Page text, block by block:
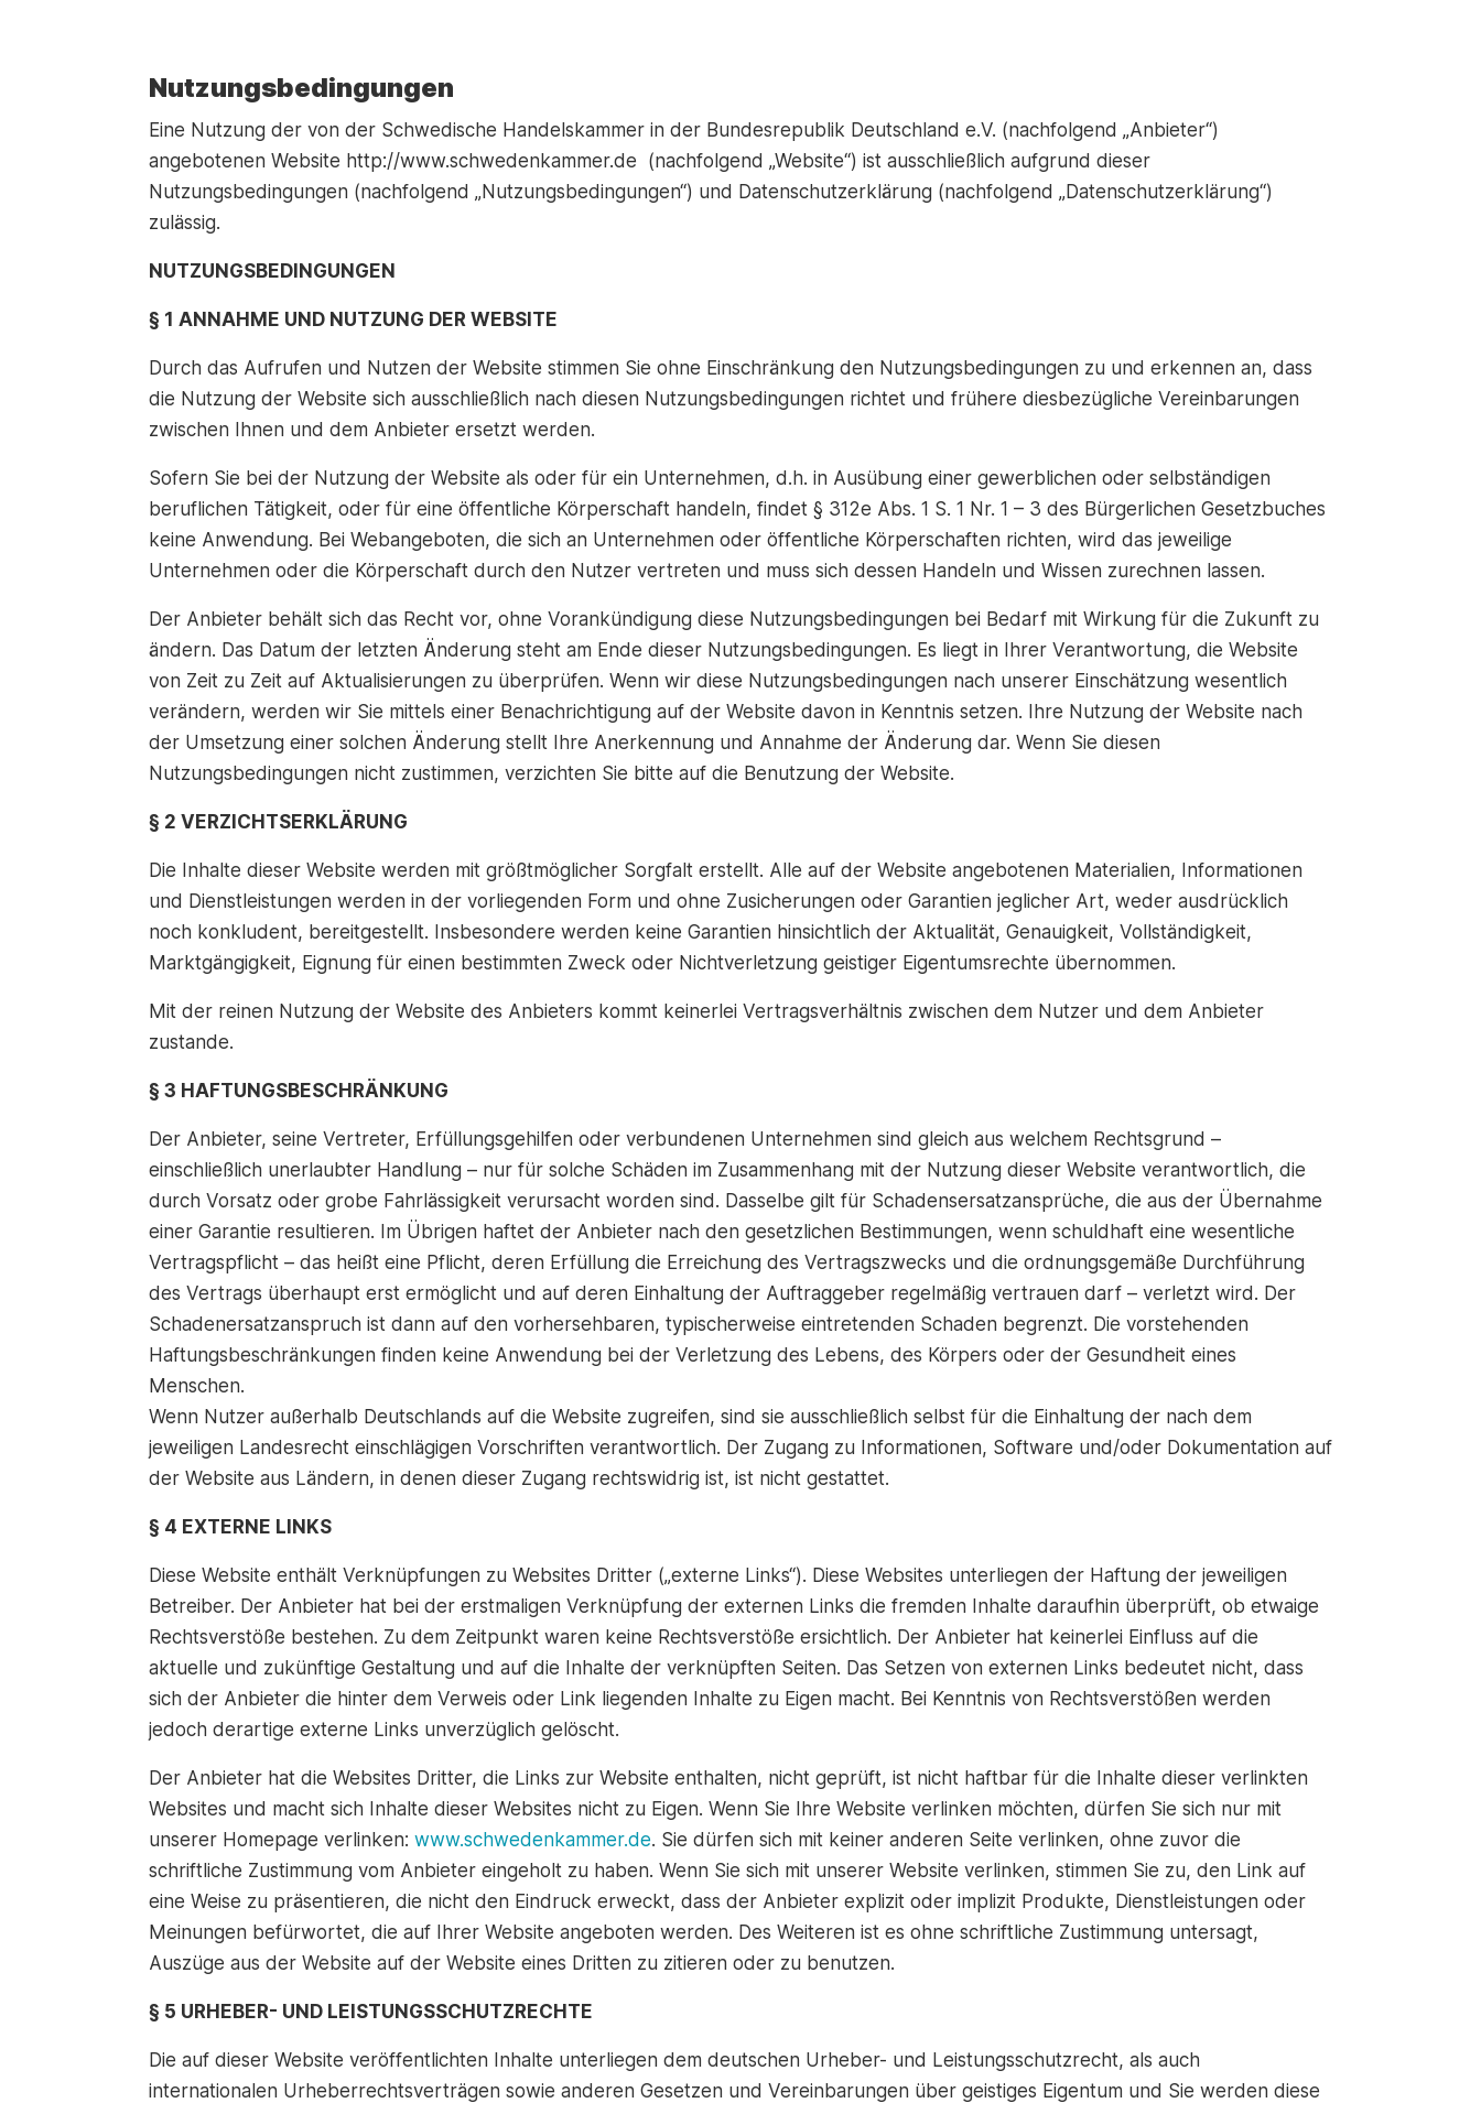
Nutzungsbedingungen
Eine Nutzung der von der Schwedische Handelskammer in der Bundesrepublik Deutschland e.V. (nachfolgend „Anbieter“)
angebotenen Website http://www.schwedenkammer.de (nachfolgend „Website“) ist ausschließlich aufgrund dieser
Nutzungsbedingungen (nachfolgend „Nutzungsbedingungen“) und Datenschutzerklärung (nachfolgend „Datenschutzerklärung“)
zulässig.
NUTZUNGSBEDINGUNGEN
§ 1 ANNAHME UND NUTZUNG DER WEBSITE
Durch das Aufrufen und Nutzen der Website stimmen Sie ohne Einschränkung den Nutzungsbedingungen zu und erkennen an, dass
die Nutzung der Website sich ausschließlich nach diesen Nutzungsbedingungen richtet und frühere diesbezügliche Vereinbarungen
zwischen Ihnen und dem Anbieter ersetzt werden.
Sofern Sie bei der Nutzung der Website als oder für ein Unternehmen, d.h. in Ausübung einer gewerblichen oder selbständigen
beruflichen Tätigkeit, oder für eine öffentliche Körperschaft handeln, findet § 312e Abs. 1 S. 1 Nr. 1 – 3 des Bürgerlichen Gesetzbuches
keine Anwendung. Bei Webangeboten, die sich an Unternehmen oder öffentliche Körperschaften richten, wird das jeweilige
Unternehmen oder die Körperschaft durch den Nutzer vertreten und muss sich dessen Handeln und Wissen zurechnen lassen.
Der Anbieter behält sich das Recht vor, ohne Vorankündigung diese Nutzungsbedingungen bei Bedarf mit Wirkung für die Zukunft zu
ändern. Das Datum der letzten Änderung steht am Ende dieser Nutzungsbedingungen. Es liegt in Ihrer Verantwortung, die Website
von Zeit zu Zeit auf Aktualisierungen zu überprüfen. Wenn wir diese Nutzungsbedingungen nach unserer Einschätzung wesentlich
verändern, werden wir Sie mittels einer Benachrichtigung auf der Website davon in Kenntnis setzen. Ihre Nutzung der Website nach
der Umsetzung einer solchen Änderung stellt Ihre Anerkennung und Annahme der Änderung dar. Wenn Sie diesen
Nutzungsbedingungen nicht zustimmen, verzichten Sie bitte auf die Benutzung der Website.
§ 2 VERZICHTSERKLÄRUNG
Die Inhalte dieser Website werden mit größtmöglicher Sorgfalt erstellt. Alle auf der Website angebotenen Materialien, Informationen
und Dienstleistungen werden in der vorliegenden Form und ohne Zusicherungen oder Garantien jeglicher Art, weder ausdrücklich
noch konkludent, bereitgestellt. Insbesondere werden keine Garantien hinsichtlich der Aktualität, Genauigkeit, Vollständigkeit,
Marktgängigkeit, Eignung für einen bestimmten Zweck oder Nichtverletzung geistiger Eigentumsrechte übernommen.
Mit der reinen Nutzung der Website des Anbieters kommt keinerlei Vertragsverhältnis zwischen dem Nutzer und dem Anbieter
zustande.
§ 3 HAFTUNGSBESCHRÄNKUNG
Der Anbieter, seine Vertreter, Erfüllungsgehilfen oder verbundenen Unternehmen sind gleich aus welchem Rechtsgrund –
einschließlich unerlaubter Handlung – nur für solche Schäden im Zusammenhang mit der Nutzung dieser Website verantwortlich, die
durch Vorsatz oder grobe Fahrlässigkeit verursacht worden sind. Dasselbe gilt für Schadensersatzansprüche, die aus der Übernahme
einer Garantie resultieren. Im Übrigen haftet der Anbieter nach den gesetzlichen Bestimmungen, wenn schuldhaft eine wesentliche
Vertragspflicht – das heißt eine Pflicht, deren Erfüllung die Erreichung des Vertragszwecks und die ordnungsgemäße Durchführung
des Vertrags überhaupt erst ermöglicht und auf deren Einhaltung der Auftraggeber regelmäßig vertrauen darf – verletzt wird. Der
Schadenersatzanspruch ist dann auf den vorhersehbaren, typischerweise eintretenden Schaden begrenzt. Die vorstehenden
Haftungsbeschränkungen finden keine Anwendung bei der Verletzung des Lebens, des Körpers oder der Gesundheit eines
Menschen.
Wenn Nutzer außerhalb Deutschlands auf die Website zugreifen, sind sie ausschließlich selbst für die Einhaltung der nach dem
jeweiligen Landesrecht einschlägigen Vorschriften verantwortlich. Der Zugang zu Informationen, Software und/oder Dokumentation auf
der Website aus Ländern, in denen dieser Zugang rechtswidrig ist, ist nicht gestattet.
§ 4 EXTERNE LINKS
Diese Website enthält Verknüpfungen zu Websites Dritter („externe Links“). Diese Websites unterliegen der Haftung der jeweiligen
Betreiber. Der Anbieter hat bei der erstmaligen Verknüpfung der externen Links die fremden Inhalte daraufhin überprüft, ob etwaige
Rechtsverstöße bestehen. Zu dem Zeitpunkt waren keine Rechtsverstöße ersichtlich. Der Anbieter hat keinerlei Einfluss auf die
aktuelle und zukünftige Gestaltung und auf die Inhalte der verknüpften Seiten. Das Setzen von externen Links bedeutet nicht, dass
sich der Anbieter die hinter dem Verweis oder Link liegenden Inhalte zu Eigen macht. Bei Kenntnis von Rechtsverstößen werden
jedoch derartige externe Links unverzüglich gelöscht.
Der Anbieter hat die Websites Dritter, die Links zur Website enthalten, nicht geprüft, ist nicht haftbar für die Inhalte dieser verlinkten
Websites und macht sich Inhalte dieser Websites nicht zu Eigen. Wenn Sie Ihre Website verlinken möchten, dürfen Sie sich nur mit
unserer Homepage verlinken: www.schwedenkammer.de. Sie dürfen sich mit keiner anderen Seite verlinken, ohne zuvor die
schriftliche Zustimmung vom Anbieter eingeholt zu haben. Wenn Sie sich mit unserer Website verlinken, stimmen Sie zu, den Link auf
eine Weise zu präsentieren, die nicht den Eindruck erweckt, dass der Anbieter explizit oder implizit Produkte, Dienstleistungen oder
Meinungen befürwortet, die auf Ihrer Website angeboten werden. Des Weiteren ist es ohne schriftliche Zustimmung untersagt,
Auszüge aus der Website auf der Website eines Dritten zu zitieren oder zu benutzen.
§ 5 URHEBER- UND LEISTUNGSSCHUTZRECHTE
Die auf dieser Website veröffentlichten Inhalte unterliegen dem deutschen Urheber- und Leistungsschutzrecht, als auch
internationalen Urheberrechtsverträgen sowie anderen Gesetzen und Vereinbarungen über geistiges Eigentum und Sie werden diese